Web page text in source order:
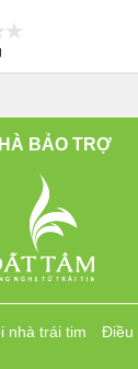
BẢO TRỢ
nhà trái tim Điều